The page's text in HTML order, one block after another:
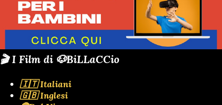
🎬 I Film di 🐶BiLLaCCio
🇮🇹 Italiani
🇬🇧 Inglesi